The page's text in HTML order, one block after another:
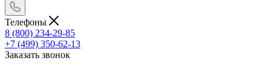
Телефоны
8 (800) 234-29-85
+7 (499) 350-62-13
Заказать звонок